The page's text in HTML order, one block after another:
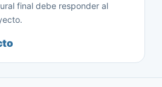
final debe responder al